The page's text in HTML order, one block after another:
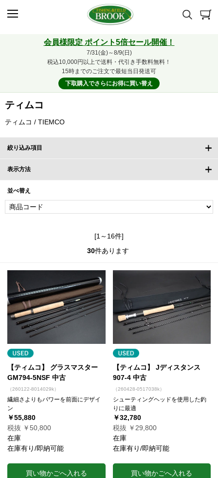
会員様限定 ポイント5倍セール開催！
7/31(金)～8/9(日)
税込10,000円以上で送料・代引き手数料無料！
15時までのご注文で最短当日発送可
下取購入でさらにお得に買い替え
ティムコ
ティムコ / TIEMCO
絞り込み項目
表示方法
並べ替え
[1～16件]
30件あります
【ティムコ】 グラスマスター
GM794-5NSF 中古
（260122-8014029k）
繊細さよりもパワーを前面にデザイ
ン
￥55,880
税抜 ￥50,800
在庫
在庫有り/即納可能
買い物かごへ入れる
【ティムコ】 Jディスタンス
907-4 中古
（260428-0517038k）
シューティングヘッドを使用した釣
りに最適
￥32,780
税抜 ￥29,800
在庫
在庫有り/即納可能
買い物かごへ入れる